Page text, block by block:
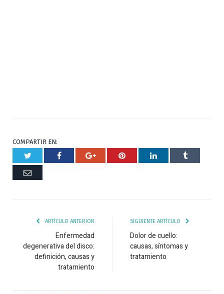
COMPARTIR EN:
Twitter Facebook Google+ Pinterest RespuestaTumblr
Correo
ARTÍCULO ANTERIOR
Enfermedad
degenerativa del disco:
definición, causas y
tratamiento
SIGUIENTE ARTÍCULO
Dolor de cuello:
causas, síntomas y
tratamiento